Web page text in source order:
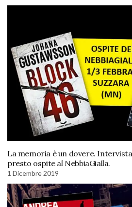
La memoria è un dovere.
presto ospite al NebbiaGialla.
1 Dicembre 2019